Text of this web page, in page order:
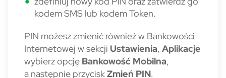
kodem SMS lub kodem Token.
PIN możesz zmienić również w Bankowości
Internetowej w sekcji Ustawienia, Aplikacje
wybierz opcję Bankowość Mobilna,
a następnie przyciskZmień PIN.